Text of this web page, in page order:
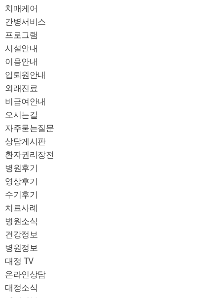
치매케어
간병서비스
프로그램
시설안내
이용안내
입퇴원안내
외래진료
비급여안내
오시는길
자주묻는질문
상담게시판
환자권리장전
병원후기
영상후기
수기후기
치료사례
병원소식
건강정보
병원정보
대정 TV
온라인상담
대정소식